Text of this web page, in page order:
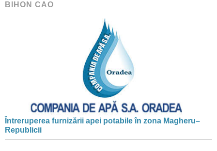
BIHON CAO
Întreruperea furnizării apei potabile în zona Magheru–
Republicii